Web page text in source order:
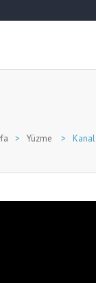
> Yüzme > Kanal